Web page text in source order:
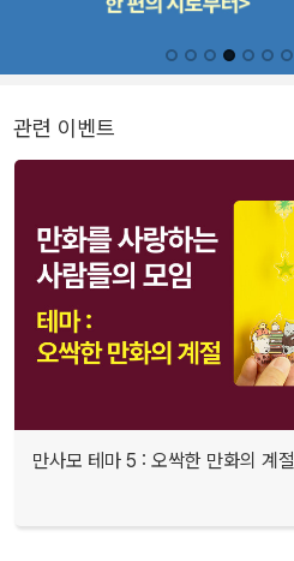
관련 이벤트
만사모 테마 5 : 오싹한 만화의 계절